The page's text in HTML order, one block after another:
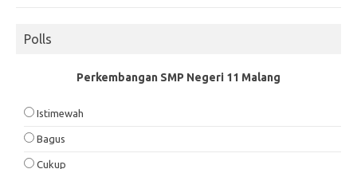
Polls
Perkembangan SMP Negeri 11 Malang
Istimewah
Bagus
Cukup